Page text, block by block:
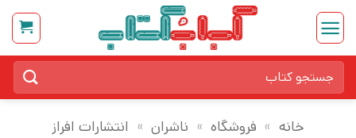
Skip
content
برای:
خانه » فروشگاه » ناشران » انتشارات افراز